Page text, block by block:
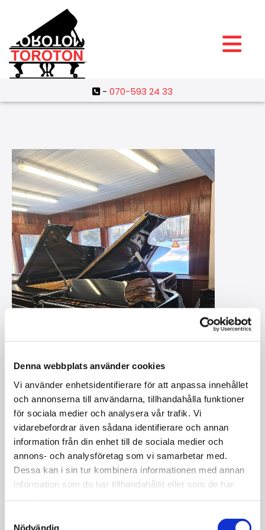
Denna webbplats använder cookies
Vi använder enhetsidentifierare för att anpassa innehållet
och annonserna till användarna, tillhandahålla funktioner
för sociala medier och analysera vår trafik. Vi
vidarebefordrar även sådana identifierare och annan
information från din enhet till de sociala medier och
annons- och analysföretag som vi samarbetar med.
Dessa kan i sin tur kombinera informationen med annan
information som du har tillhandahållit eller som de har
Nödvändig
- 070-593 24 33
STEINWAY&SONS D-274 /
NYSKICK